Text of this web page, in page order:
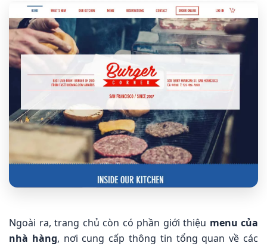
Ngoài ra, trang chủ còn có phần giới thiệu menu của
nhà hàng, nơi cung cấp thông tin tổng quan về các